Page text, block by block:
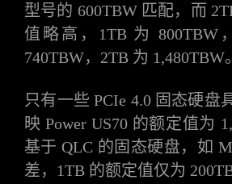
型号的 600TBW 匹配，而
值略高，1TB 为 800TBW
740TBW，2TB 为 1,480TBW。
只有一些 PCIe 4.0 固态硬盘
映 Power US70 的额定值为
基于 QLC 的固态硬盘，如
差，1TB 的额定值仅为